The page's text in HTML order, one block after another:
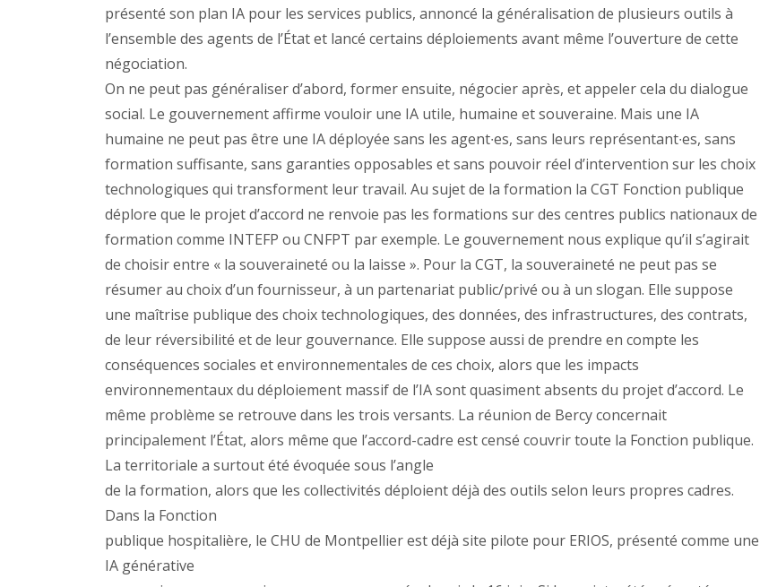
présenté son plan IA pour les services publics, annoncé la généralisation de plusieurs outils à
l’ensemble des agents de l’État et lancé certains déploiements avant même l’ouverture de cette
négociation.
On ne peut pas généraliser d’abord, former ensuite, négocier après, et appeler cela du dialogue
social. Le gouvernement affirme vouloir une IA utile, humaine et souveraine. Mais une IA
humaine ne peut pas être une IA déployée sans les agent∙es, sans leurs représentant∙es, sans
formation suffisante, sans garanties opposables et sans pouvoir réel d’intervention sur les choix
technologiques qui transforment leur travail. Au sujet de la formation la CGT Fonction publique
déplore que le projet d’accord ne renvoie pas les formations sur des centres publics nationaux de
formation comme INTEFP ou CNFPT par exemple. Le gouvernement nous explique qu’il s’agirait
de choisir entre « la souveraineté ou la laisse ». Pour la CGT, la souveraineté ne peut pas se
résumer au choix d’un fournisseur, à un partenariat public/privé ou à un slogan. Elle suppose
une maîtrise publique des choix technologiques, des données, des infrastructures, des contrats,
de leur réversibilité et de leur gouvernance. Elle suppose aussi de prendre en compte les
conséquences sociales et environnementales de ces choix, alors que les impacts
environnementaux du déploiement massif de l’IA sont quasiment absents du projet d’accord. Le
même problème se retrouve dans les trois versants. La réunion de Bercy concernait
principalement l’État, alors même que l’accord-cadre est censé couvrir toute la Fonction publique.
La territoriale a surtout été évoquée sous l’angle
de la formation, alors que les collectivités déploient déjà des outils selon leurs propres cadres.
Dans la Fonction
publique hospitalière, le CHU de Montpellier est déjà site pilote pour ERIOS, présenté comme une
IA générative